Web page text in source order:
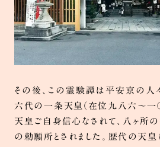
その後、この霊験譚は平安京の人
六代の一条天皇（在位九八六～一
天皇ご自身信心なされて、八ヶ所
の勅願所とされました。歴代の天皇